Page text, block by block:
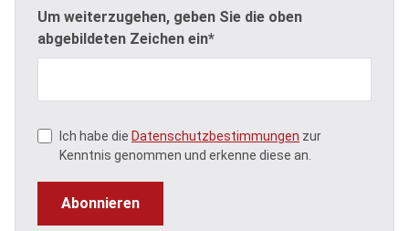
Um weiterzugehen, geben Sie die oben
abgebildeten Zeichen ein*
Ich habe die Datenschutzbestimmungen zur
Kenntnis genommen und erkenne diese an.
Abonnieren